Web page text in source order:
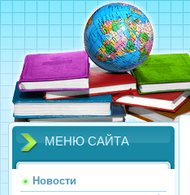
МЕНЮ САЙТА
Новости